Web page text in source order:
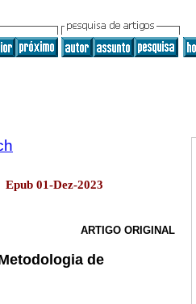
01-Dez-2023
ARTIGO ORIGINAL
de